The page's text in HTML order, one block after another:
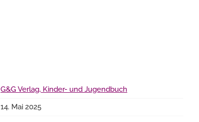
G&G Verlag, Kinder- und Jugendbuch
14. Mai 2025